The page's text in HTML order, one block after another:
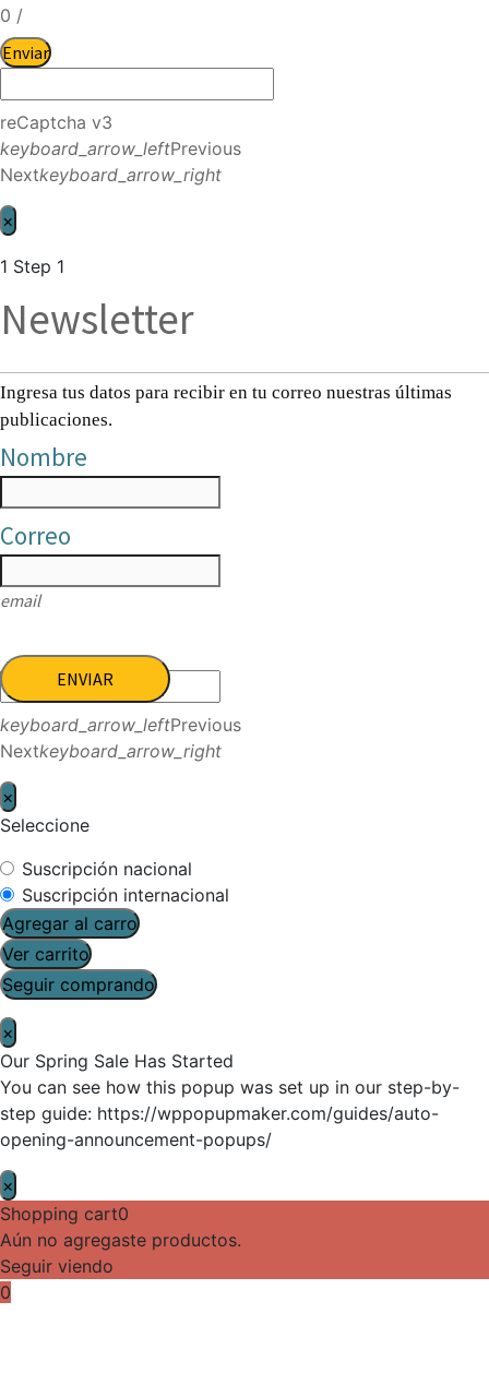
0 /
Enviar
reCaptcha v3
keyboard_arrow_leftPrevious
Nextkeyboard_arrow_right
×
1 Step 1
Newsletter
Ingresa tus datos para recibir en tu correo nuestras últimas
publicaciones.
Nombre
Correo
email
ENVIAR
keyboard_arrow_leftPrevious
Nextkeyboard_arrow_right
×
Seleccione
Suscripción nacional
Suscripción internacional
Agregar al carro
Ver carrito
Seguir comprando
×
Our Spring Sale Has Started
You can see how this popup was set up in our step-by-
step guide: https://wppopupmaker.com/guides/auto-
opening-announcement-popups/
×
Shopping cart0
Aún no agregaste productos.
Seguir viendo
0